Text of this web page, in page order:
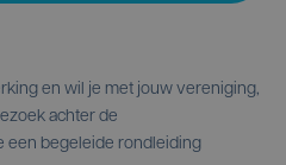
en wil je met jouw vereniging,
achter de
een begeleide rondleiding